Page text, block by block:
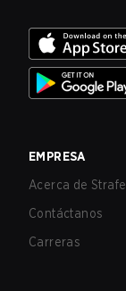
EMPRESA
Acerca de Strafe
Contáctanos
Carreras